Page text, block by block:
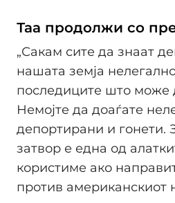
Таа продолжи со
„Сакам сите да знаат
нашата земја
последиците што може
Немојте да доаѓате
депортирани и гонети.
затвор е една од
користиме ако
против американскиот